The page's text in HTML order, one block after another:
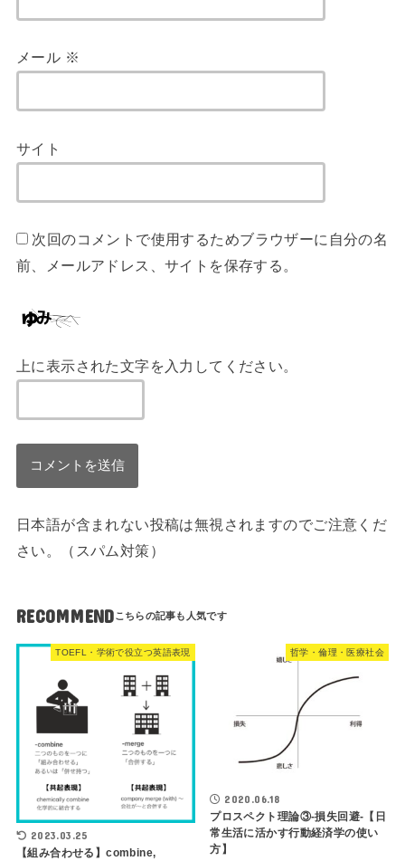
メール ※
サイト
次回のコメントで使用するためブラウザーに自分の名
前、メールアドレス、サイトを保存する。
上に表示された文字を入力してください。
日本語が含まれない投稿は無視されますのでご注意くだ
さい。（スパム対策）
RECOMMEND
TOEFL・学術で役立つ英語表現
2023.03.25
【組み合わせる】combine,
哲学・倫理・医療社会
2020.06.18
プロスペクト理論③-損失回避-【日
常生活に活かす行動経済学の使い
方】